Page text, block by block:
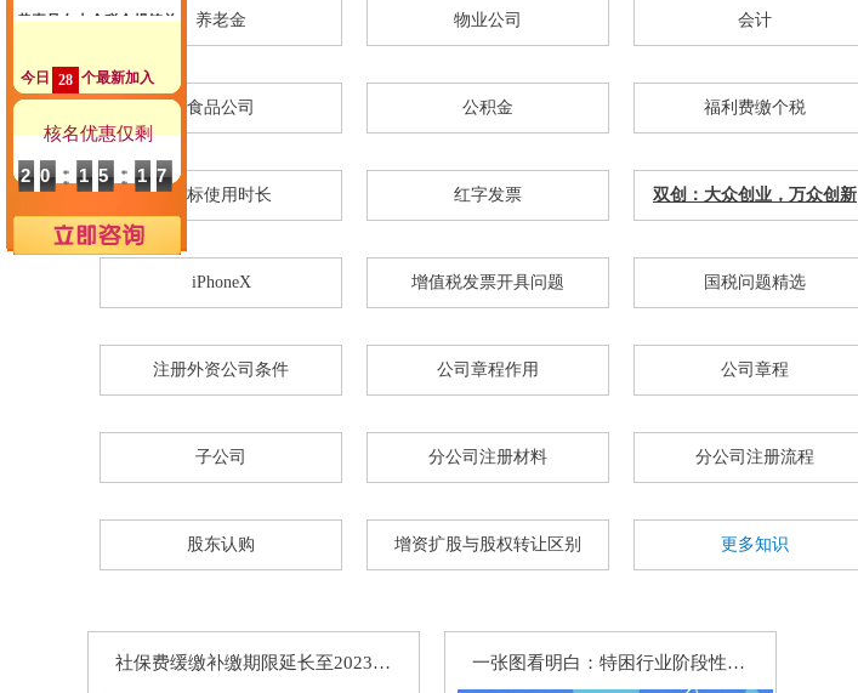
恭喜张小姐公司注册成功
恭喜尚先生代账2年送一季度代理记账
恭喜郑总公司注册成功
恭喜惠*咨询公司注销成功
恭喜祝小姐 签约公司注册
恭喜杭州*贸易有限公司合规成功
恭喜元*商贸商标注册核名成功
恭喜月*有限公司注销成功
今日 28 个最新加入
核名优惠仅剩
20 15 16
养老金 物业公司 会计
食品公司 公积金 福利费缴个税
商标使用时长 红字发票 双创：大众创业，万众创新
iPhoneX 增值税发票开具问题 国税问题精选
注册外资公司条件 公司章程作用 公司章程
子公司 分公司注册材料 分公司注册流程
股东认购 增资扩股与股权转让区别 更多知识
社保费缓缴补缴期限延长至2023年底！ 一张图看明白：特困行业阶段性缓缴企业社保费政策要点